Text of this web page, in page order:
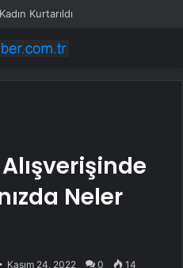
Kurtarıldı
Neler
Kasım 24, 2022 0 14